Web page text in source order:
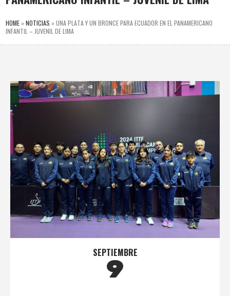
HOME »NOTICIAS »UNA PLATA Y UN BRONCE PARA ECUADOR EN EL PANAMERICANO
INFANTIL – JUVENIL DE LIMA
SEPTIEMBRE
9